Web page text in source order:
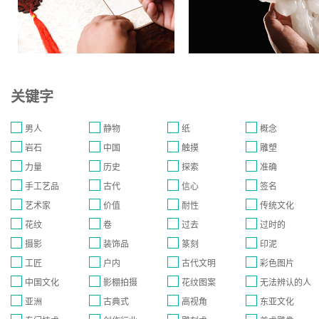
关键字
男人 静物 纸
概念
岩石
中国 触摸
雕塑
力量
历史 探索
准确
手工艺品
古代 信心
签名
艺术家
价值 耐性
传统文化
花纹
卷 过去
过时的
摄影
装饰品 篆刻
印泥
工匠
户内 古代文明
彩色图片
中国文化
影棚拍摄 花纹图案
无法辨认的人
亚洲
古典式 高视角
东亚文化